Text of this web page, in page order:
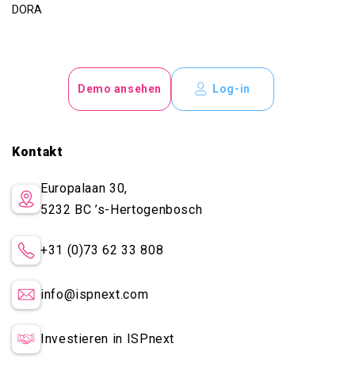
DORA
Demo ansehen Log-in
Kontakt
Europalaan 30,
5232 BC’s-Hertogenbosch
+31 (0)73 62 33 808
info@ispnext.com
Investieren in ISPnext